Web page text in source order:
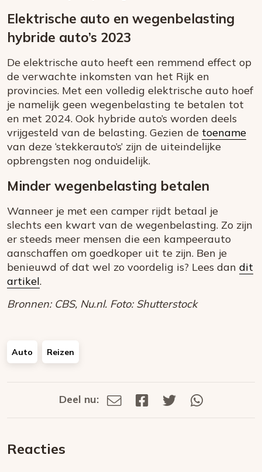
Elektrische auto en wegenbelasting
hybride auto’s 2023
De elektrische auto heeft een remmend effect op
de verwachte inkomsten van het Rijk en
provincies. Met een volledig elektrische auto hoef
je namelijk geen wegenbelasting te betalen tot
en met 2024. Ook hybride auto’s worden deels
vrijgesteld van de belasting. Gezien de toename
van deze ‘stekkerauto’s’ zijn de uiteindelijke
opbrengsten nog onduidelijk.
Minder wegenbelasting betalen
Wanneer je met een camper rijdt betaal je
slechts een kwart van de wegenbelasting. Zo zijn
er steeds meer mensen die een kampeerauto
aanschaffen om goedkoper uit te zijn. Ben je
benieuwd of dat wel zo voordelig is? Lees dan dit
artikel.
Bronnen: CBS, Nu.nl. Foto: Shutterstock
Auto Reizen
Deel
Deel nu:
Deel
Deel
Deel
Reacties